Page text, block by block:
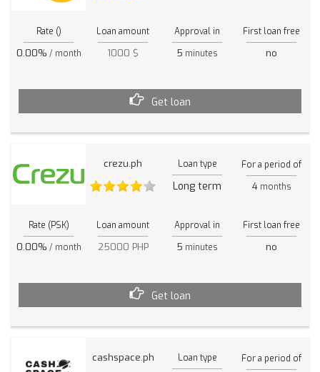
Rate ()
0.00% / month
Loan amount
1000 $
Approval in
5 minutes
First loan free
no
Get loan
crezu.ph Loan type
Long term
For a period of
4months
Rate (PSK)
0.00% / month
Loan amount
25000 PHP
Approval in
5 minutes
First loan free
no
Get loan
cashspace.ph Loan type For a period of